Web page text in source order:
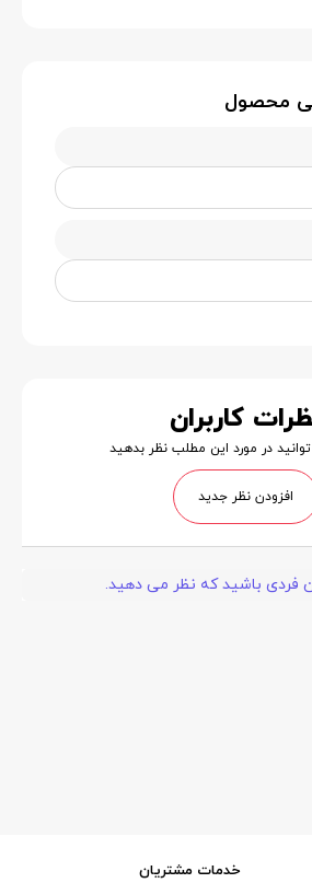
محصول
کاربران
در مورد این مطلب نظر بدهید
افزودن نظر جدید
فردی باشید که نظر می دهید.
خدمات مشتریان